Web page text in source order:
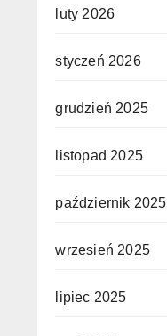
luty 2026
styczeń 2026
grudzień 2025
listopad 2025
październik 2025
wrzesień 2025
lipiec 2025